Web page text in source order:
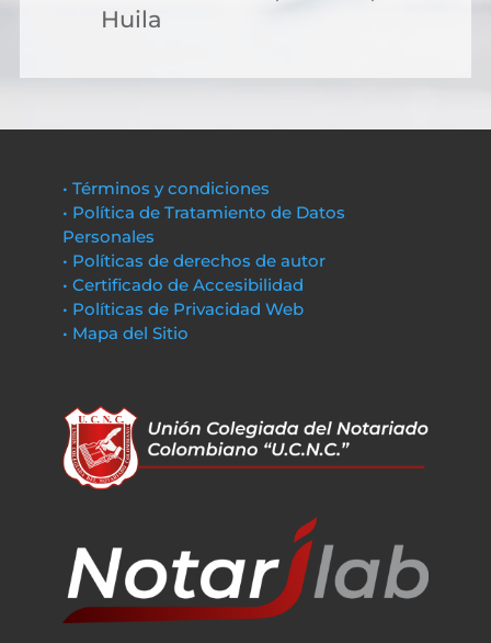
Huila
• Términos y condiciones
• Política de Tratamiento de Datos
Personales
• Políticas de derechos de autor
• Certificado de Accesibilidad
• Políticas de Privacidad Web
• Mapa del Sitio